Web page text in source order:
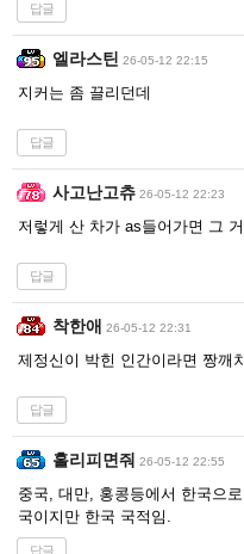
답글
엘라스틴 26-05-12 22:15
지커는 좀 끌리던데
답글
사고난고츄 26-05-12 22:23
저렇게 산 차가 as들어가면 그
답글
착한애 26-05-12 22:31
제정신이 박힌 인간이라면 짱깨
답글
홀리피면줘 26-05-12 22:55
중국, 대만, 홍콩등에서 한국으
국이지만 한국 국적임.
답글